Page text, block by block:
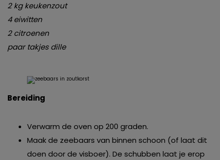
2 kg keukenzout
4 eiwitten
2 citroenen
paar takjes dille
Bereiding
Verwarm de oven op 200 graden.
Maak de zeebaars van binnen schoon (of laat dit
doen door de visboer). De schubben laat je erop